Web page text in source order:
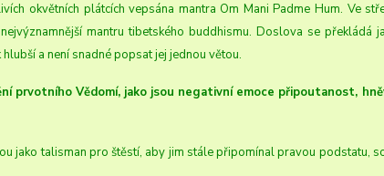
okvětních plátcích vepsána mantra Om Mani Padme Hum. Ve
mantru tibetského buddhismu. Doslova se překládá
a není snadné popsat jej jednou větou.
prvotního Vědomí, jako jsou negativní emoce připoutanost,
jako talisman pro štěstí, aby jim stále připomínal pravou podstatu,